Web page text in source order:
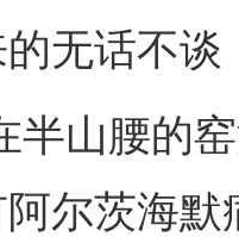
无话不谈
山腰的窑
尔茨海